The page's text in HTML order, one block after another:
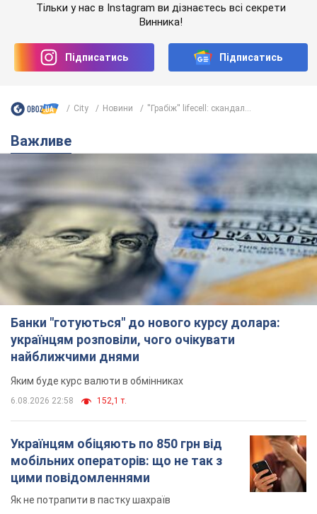
Тільки у нас в Instagram ви дізнаєтесь всі секрети
Винника!
Підписатись Підписатись
City Новини ''Грабіж'' lifecell: скандал...
Важливе
Банки "готуються" до нового курсу долара:
українцям розповіли, чого очікувати
найближчими днями
Яким буде курс валюти в обмінниках
6.08.2026 22:58 152,1 т.
Українцям обіцяють по 850 грн від
мобільних операторів: що не так з
цими повідомленнями
Як не потрапити в пастку шахраїв